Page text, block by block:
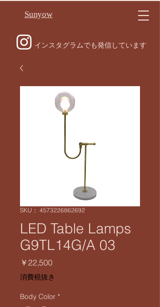
Sunyow
インスタグラムでも発信しています
SKU： 4573226862692
LED Table Lamps
G9TL14G/A 03
￥22,500価
格
消費税抜き
Body Color *